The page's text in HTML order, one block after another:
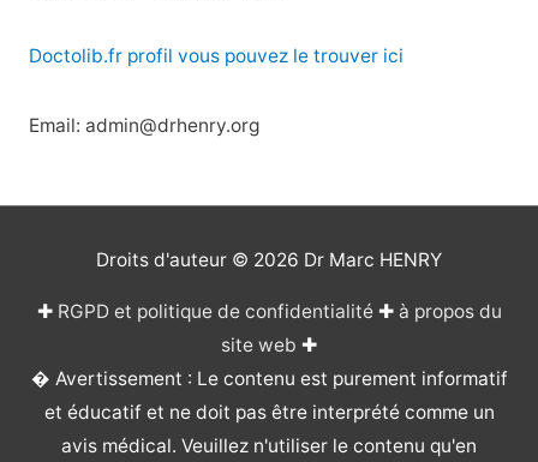
Doctolib.fr profil vous pouvez le trouver ici
Email: admin@drhenry.org
Droits d'auteur © 2026 Dr Marc HENRY
✚ RGPD et politique de confidentialité✚ à propos du
site web ✚
� Avertissement : Le contenu est purement informatif
et éducatif et ne doit pas être interprété comme un
avis médical. Veuillez n'utiliser le contenu qu'en